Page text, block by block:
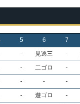
5 6 7
- 見逃三 -
- 二ゴロ -
- - -
- 遊ゴロ -